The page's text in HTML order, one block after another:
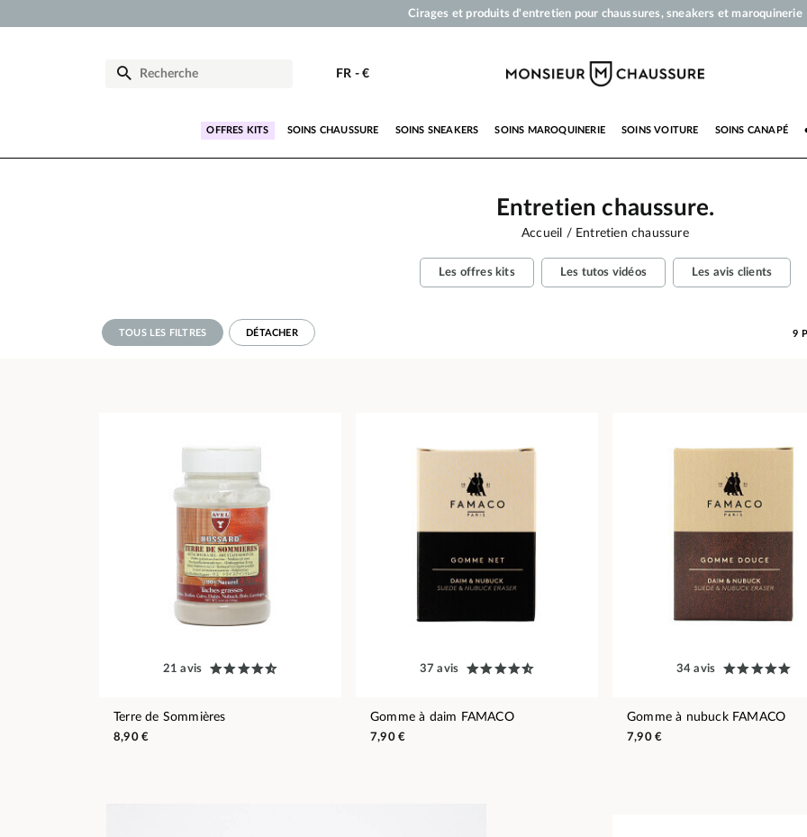
Votre commande sera expédiée en 24 heures ouvrées
Livraison offerte dès 50 €
FR - €
OFFRES KITS SOINS CHAUSSURE SOINS SNEAKERS SOINS MAROQUINERIE SOINS VOITURE SOINS CANAPÉ
Entretien chaussure.
Accueil Entretien chaussure
Les offres kits Les tutos vidéos Les avis clients
TOUS LES FILTRES DÉTACHER 9
21 avis
Terre de Sommières
8,90 €
37 avis
Gomme à daim FAMACO
7,90 €
34 avis
Gomme à nubuck FAMACO
7,90 €